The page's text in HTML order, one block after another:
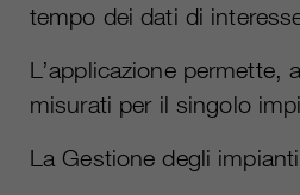
tempo dei dati di
L’applicazione
misurati per il singolo
La Gestione degli